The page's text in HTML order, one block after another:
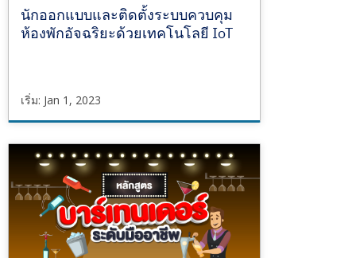
นักออกแบบและติดตั้งระบบควบคุม
ห้องพักอัจฉริยะด้วยเทคโนโลยี IoT
เริ่ม: Jan 1, 2023
ENG001
เริ่มJan
1,
2023